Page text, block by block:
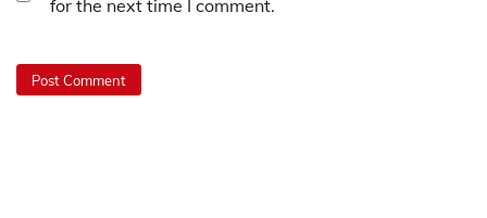
for the next time I comment.